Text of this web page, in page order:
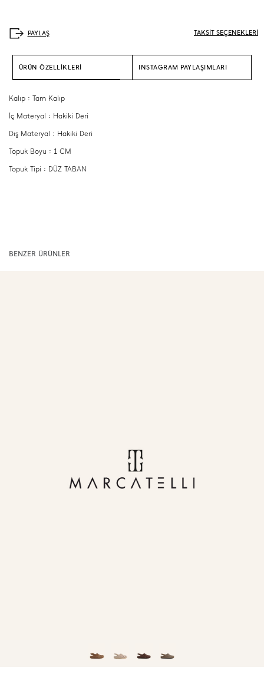
TAKSİT SEÇENEKLERİ
ÜRÜN ÖZELLİKLERİ INSTAGRAM PAYLAŞIMLARI
Kalıp : Tam Kalıp
İç Materyal : Hakiki Deri
Dış Materyal : Hakiki Deri
Topuk Boyu : 1 CM
Topuk Tipi : DÜZ TABAN
BENZER ÜRÜNLER